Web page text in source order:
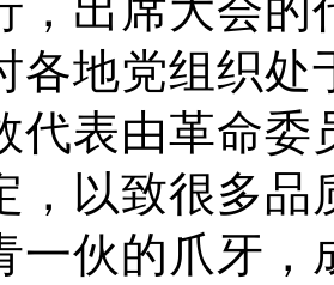
各地党组织
代表由革命
，以致很多
一伙的爪牙